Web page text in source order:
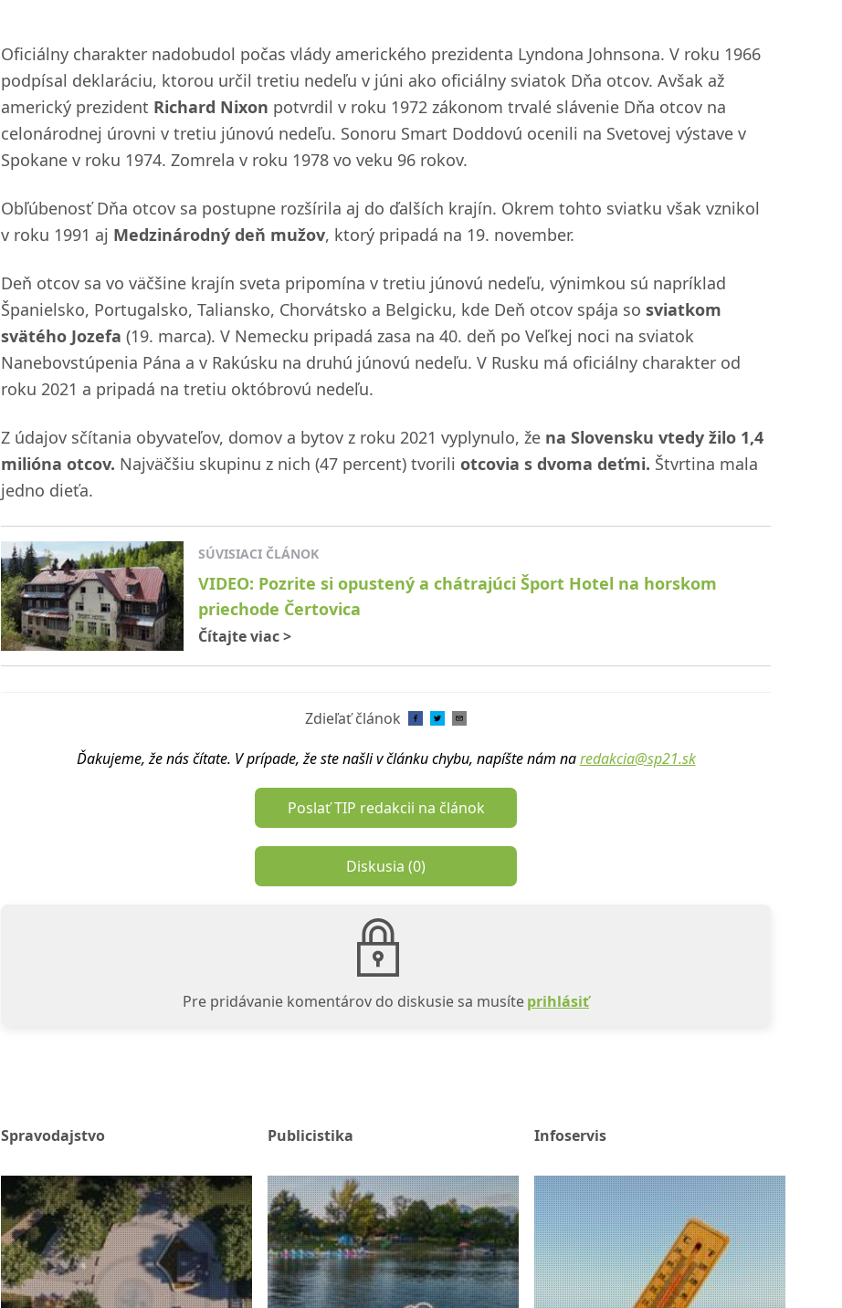
Oficiálny charakter nadobudol počas vlády amerického prezidenta Lyndona Johnsona. V roku 1966
podpísal deklaráciu, ktorou určil tretiu nedeľu v júni ako oficiálny sviatok Dňa otcov. Avšak až
americký prezident Richard Nixon potvrdil v roku 1972 zákonom trvalé slávenie Dňa otcov na
celonárodnej úrovni v tretiu júnovú nedeľu. Sonoru Smart Doddovú ocenili na Svetovej výstave v
Spokane v roku 1974. Zomrela v roku 1978 vo veku 96 rokov.
Obľúbenosť Dňa otcov sa postupne rozšírila aj do ďalších krajín. Okrem tohto sviatku však vznikol
v roku 1991 aj Medzinárodný deň mužov, ktorý pripadá na 19. november.
Deň otcov sa vo väčšine krajín sveta pripomína v tretiu júnovú nedeľu, výnimkou sú napríklad
Španielsko, Portugalsko, Taliansko, Chorvátsko a Belgicku, kde Deň otcov spája so sviatkom
svätého Jozefa (19. marca). V Nemecku pripadá zasa na 40. deň po Veľkej noci na sviatok
Nanebovstúpenia Pána a v Rakúsku na druhú júnovú nedeľu. V Rusku má oficiálny charakter od
roku 2021 a pripadá na tretiu októbrovú nedeľu.
Z údajov sčítania obyvateľov, domov a bytov z roku 2021 vyplynulo, že na Slovensku vtedy žilo 1,4
milióna otcov. Najväčšiu skupinu z nich (47 percent) tvorili otcovia s dvoma deťmi. Štvrtina mala
jedno dieťa.
SÚVISIACI ČLÁNOK
VIDEO: Pozrite si opustený a chátrajúci Šport Hotel na horskom
priechode Čertovica
Čítajte viac>
Zdieľať článok
Ďakujeme, že nás čítate. V prípade, že ste našli v článku chybu, napíšte nám na redakcia@sp21.sk
Poslať TIP redakcii na článok
Diskusia (0)
Pre pridávanie komentárov do diskusie sa musíteprihlásiť
Spravodajstvo Publicistika Infoservis